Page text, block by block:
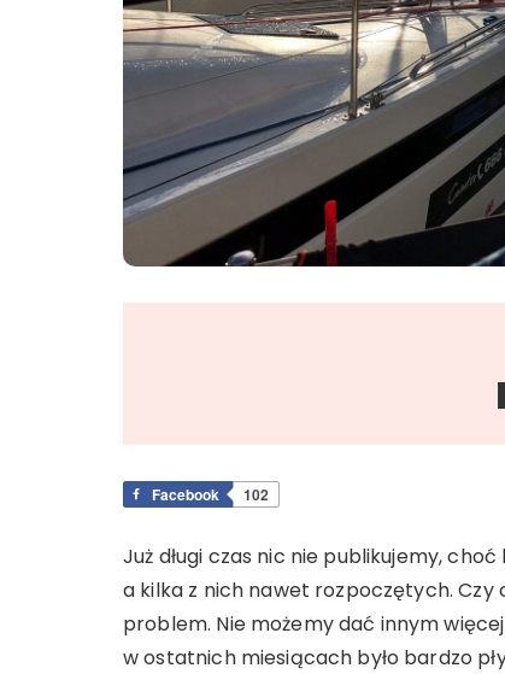
Facebook 102
Już długi czas nic nie publikujemy,
a kilka z nich nawet rozpoczętych. Czy
problem. Nie możemy dać innym
w ostatnich miesiącach było bardzo